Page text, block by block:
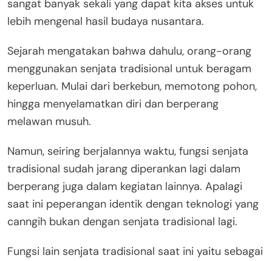
sangat banyak sekali yang dapat kita akses untuk
lebih mengenal hasil budaya nusantara.
Sejarah mengatakan bahwa dahulu, orang-orang
menggunakan senjata tradisional untuk beragam
keperluan. Mulai dari berkebun, memotong pohon,
hingga menyelamatkan diri dan berperang
melawan musuh.
Namun, seiring berjalannya waktu, fungsi senjata
tradisional sudah jarang diperankan lagi dalam
berperang juga dalam kegiatan lainnya. Apalagi
saat ini peperangan identik dengan teknologi yang
canngih bukan dengan senjata tradisional lagi.
Fungsi lain senjata tradisional saat ini yaitu sebagai